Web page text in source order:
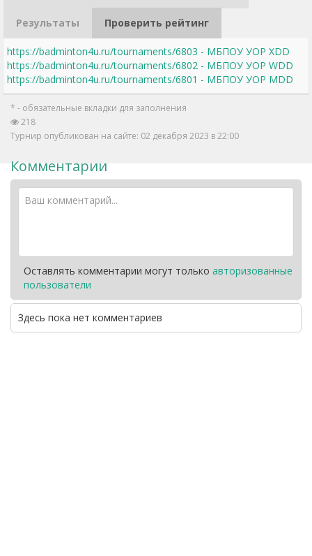
Результаты Проверить рейтинг
https://badminton4u.ru/tournaments/6803 - МБПОУ УОР XDD
https://badminton4u.ru/tournaments/6802 - МБПОУ УОР WDD
https://badminton4u.ru/tournaments/6801 - МБПОУ УОР MDD
* - обязательные вкладки для заполнения
218
Турнир опубликован на сайте: 02 декабря 2023 в 22:00
Комментарии
Оставлять комментарии могут только авторизованные
пользователи
Здесь пока нет комментариев